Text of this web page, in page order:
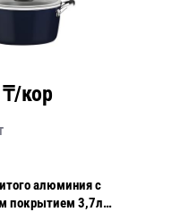
₸/кор
алюминия с
покрытием 3,7л